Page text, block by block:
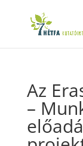
Az
–